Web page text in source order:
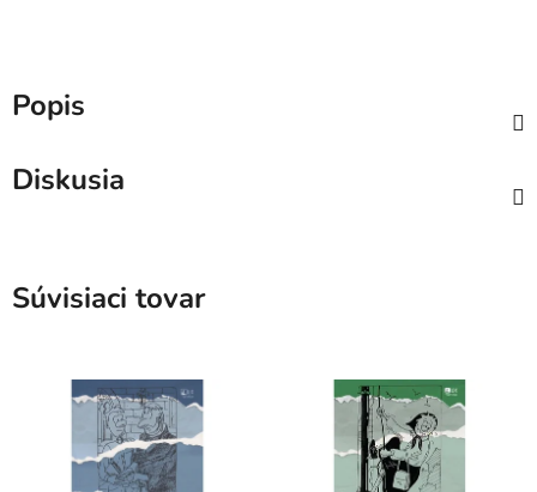
Popis
Diskusia
Súvisiaci tovar